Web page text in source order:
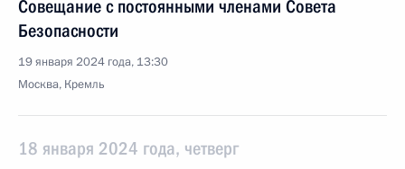
Совещание с постоянными членами Совета
Безопасности
19 января 2024 года, 13:30
Москва, Кремль
18 января 2024 года, четверг